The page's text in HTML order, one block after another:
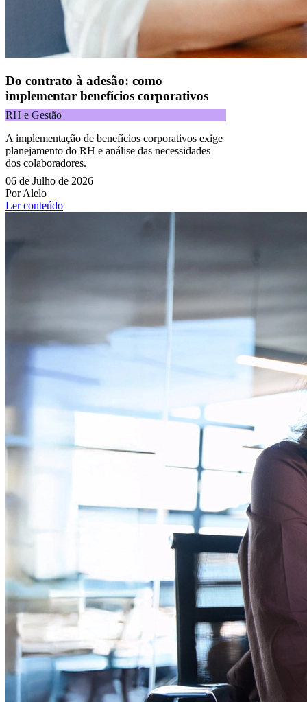
Do contrato à adesão: como
implementar benefícios corporativos
RH e Gestão
A implementação de benefícios corporativos exige
planejamento do RH e análise das necessidades
dos colaboradores.
06 de Julho de 2026
Por Alelo
Ler conteúdo